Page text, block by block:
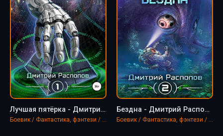
Лучшая пятёрка - Дмитрий Распопов
Боевик / Фантастика, фэнтези / LitRPG
Бездна - Дмитрий Распопов
Боевик / Фантастика, фэнтези / LitRPG